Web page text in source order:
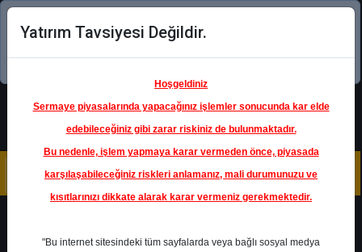
Şimdi uygulamayı indirin!
Yatırım Tavsiyesi Değildir.
Hoşgeldiniz
Sermaye piyasalarında yapacağınız işlemler sonucunda kar elde
edebileceğiniz gibi zarar riskiniz de bulunmaktadır.
Bu nedenle, işlem yapmaya karar vermeden önce, piyasada
karşılaşabileceğiniz riskleri anlamanız, mali durumunuzu ve
kısıtlarınızı dikkate alarak karar vermeniz gerekmektedir.
"Bu internet sitesindeki tüm sayfalarda veya bağlı sosyal medya